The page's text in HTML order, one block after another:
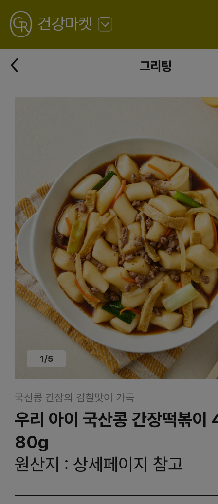
GREATING
건강마켓
로
그리팅
뒤
로
가
1/5
국산콩 간장의 감칠맛이 가득
우리 아이 국산콩 간장떡볶이
80g
원산지 : 상세페이지 참고